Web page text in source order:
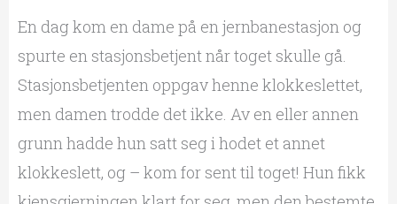
En dag kom en dame på en jernbanestasjon og
spurte en stasjonsbetjent når toget skulle gå.
Stasjonsbetjenten oppgav henne klokkeslettet,
men damen trodde det ikke. Av en eller annen
grunn hadde hun satt seg i hodet et annet
klokkeslett, og – kom for sent til toget! Hun fikk